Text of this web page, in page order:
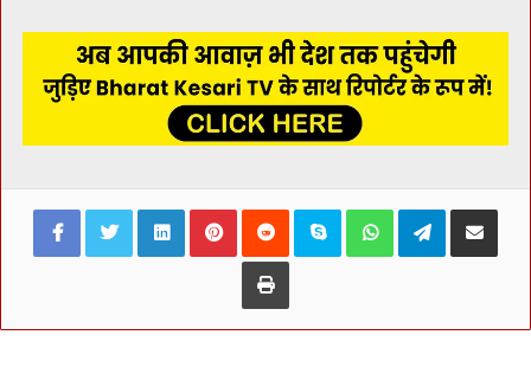
FacebookTwitterLinkedInPinterestReddit Skype WhatsAppTelegramShare via
Print